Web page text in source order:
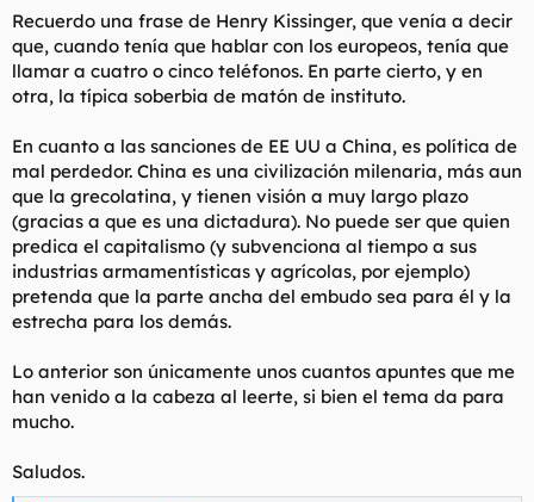
Francia, pero ésta es "lo mío pa´ mí". A Gran Bretaña, ni la
cuento...esa fue lista, negoció bien en su ingreso (lo que
permitía que fuera la legislación de la UE y lo que bajo ningún
concepto se le fuera impuesto, con la famosas excepciones) y
durante su estancia, con el famoso cheque británico.
A día de hoy, marcharse de Europa, pues económicamente
estás pillado durante cinco años al fisco de cualquier país de la
UE (si has trabajado o tienes alguna propiedad). La alternativa
es marcharse a otro país más amigable económicamente (el
uno de enero entran reglas de armonización fiscal en toda la
UE) y de allí saltar a otro lado...pero no vas a estar toda tu vida
saltando/huyendo. Nos tienen secuestrados pero bien.
Lo más innovador en Europa es ahora ozempic, de novo
nordisk, "con eso lo digo tó y no digo ná".
Un saludo.
Recuerdo una frase de Henry Kissinger, que venía a decir
que, cuando tenía que hablar con los europeos, tenía que
llamar a cuatro o cinco teléfonos. En parte cierto, y en
otra, la típica soberbia de matón de instituto.
En cuanto a las sanciones de EE UU a China, es política de
mal perdedor. China es una civilización milenaria, más aun
que la grecolatina, y tienen visión a muy largo plazo
(gracias a que es una dictadura). No puede ser que quien
predica el capitalismo (y subvenciona al tiempo a sus
industrias armamentísticas y agrícolas, por ejemplo)
pretenda que la parte ancha del embudo sea para él y la
estrecha para los demás.
Lo anterior son únicamente unos cuantos apuntes que me
han venido a la cabeza al leerte, si bien el tema da para
mucho.
Saludos.